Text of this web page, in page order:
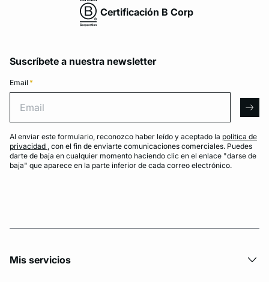
Certificación B Corp
Suscríbete a nuestra newsletter
Email *
Al enviar este formulario, reconozco haber leído y aceptado la política de
privacidad , con el fin de enviarte comunicaciones comerciales. Puedes
darte de baja en cualquier momento haciendo clic en el enlace "darse de
baja" que aparece en la parte inferior de cada correo electrónico.
Mis servicios